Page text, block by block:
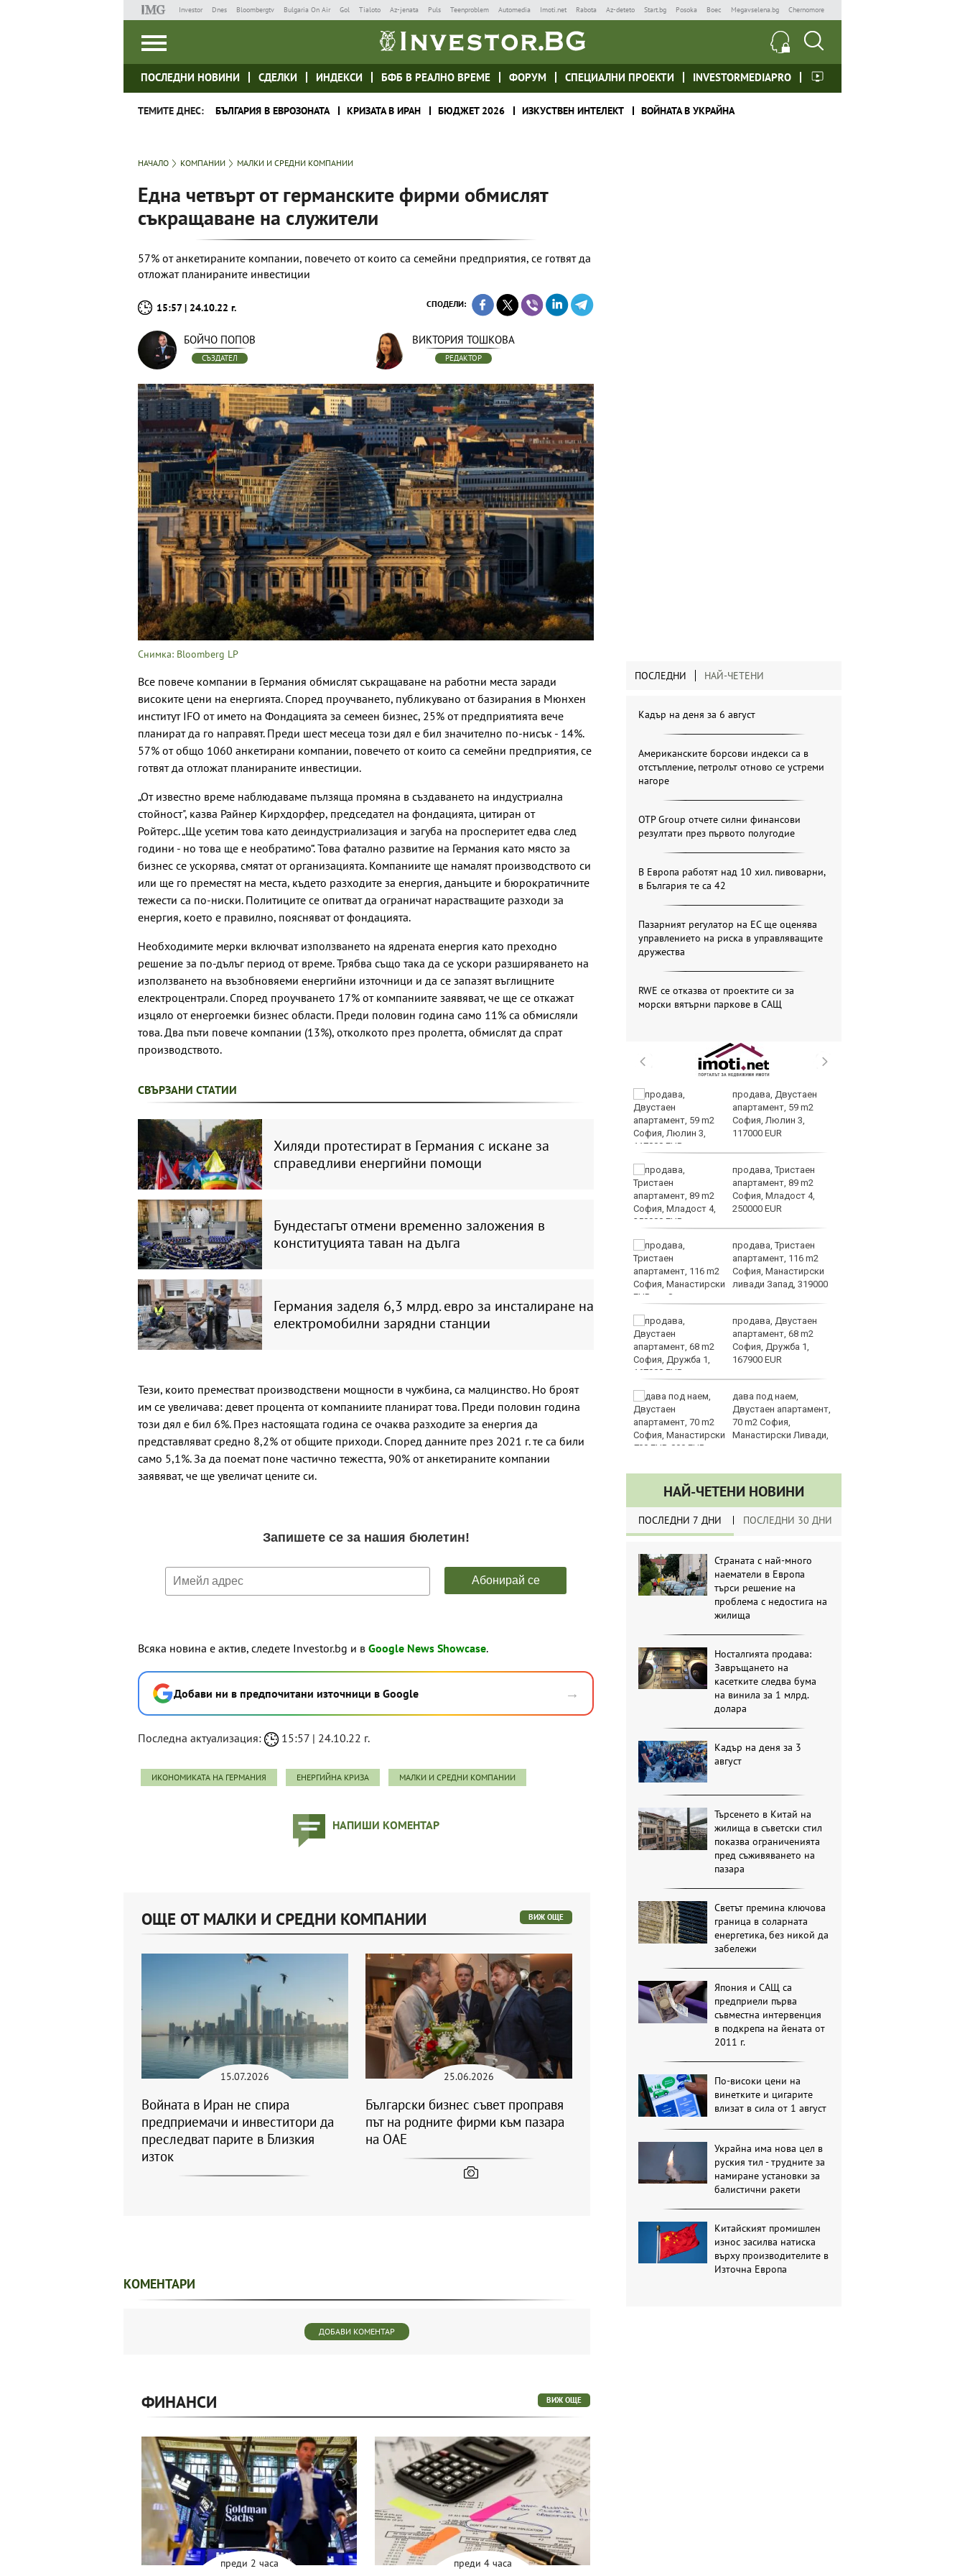
Investor Dnes Bloombergtv Bulgaria On Air Gol Tialoto Az-jenata Puls Teenproblem Automedia Imoti.net Rabota Az-deteto Start.bg Posoka Boec Megavselena.bg Chernomore
ПОСЛЕДНИ НОВИНИ СДЕЛКИ ИНДЕКСИ БФБ В РЕАЛНО ВРЕМЕ ФОРУМ СПЕЦИАЛНИ ПРОЕКТИ INVESTORMEDIAPRO
ТЕМИТЕ ДНЕС: БЪЛГАРИЯ В ЕВРОЗОНАТА КРИЗАТА В ИРАН БЮДЖЕТ 2026 ИЗКУСТВЕН ИНТЕЛЕКТ ВОЙНАТА В УКРАЙНА
НАЧАЛО КОМПАНИИ МАЛКИ И СРЕДНИ КОМПАНИИ
Една четвърт от германските фирми обмислят
съкращаване на служители
57% от анкетираните компании, повечето от които са семейни предприятия, се готвят да
отложат планираните инвестиции
15:57 | 24.10.22 г. СПОДЕЛИ:
БОЙЧО ПОПОВ
СЪЗДАТЕЛ
ВИКТОРИЯ ТОШКОВА
РЕДАКТОР
Снимка: Bloomberg LP
Все повече компании в Германия обмислят съкращаване на работни места заради
високите цени на енергията. Според проучването, публикувано от базирания в Мюнхен
институт IFO от името на Фондацията за семеен бизнес, 25% от предприятията вече
планират да го направят. Преди шест месеца този дял е бил значително по-нисък - 14%.
57% от общо 1060 анкетирани компании, повечето от които са семейни предприятия, се
готвят да отложат планираните инвестиции.
„От известно време наблюдаваме пълзяща промяна в създаването на индустриална
стойност", казва Райнер Кирхдорфер, председател на фондацията, цитиран от
Ройтерс. „Ще усетим това като деиндустриализация и загуба на просперитет едва след
години - но това ще е необратимо“. Това фатално развитие на Германия като място за
бизнес се ускорява, смятат от организацията. Компаниите ще намалят производството си
или ще го преместят на места, където разходите за енергия, данъците и бюрократичните
тежести са по-ниски. Политиците се опитват да ограничат нарастващите разходи за
енергия, което е правилно, поясняват от фондацията.
Необходимите мерки включват използването на ядрената енергия като преходно
решение за по-дълъг период от време. Трябва също така да се ускори разширяването на
използването на възобновяеми енергийни източници и да се запазят въглищните
електроцентрали. Според проучването 17% от компаниите заявяват, че ще се откажат
изцяло от енергоемки бизнес области. Преди половин година само 11% са обмисляли
това. Два пъти повече компании (13%), отколкото през пролетта, обмислят да спрат
производството.
СВЪРЗАНИ СТАТИИ
Хиляди протестират в Германия с искане за
справедливи енергийни помощи
Бундестагът отмени временно заложения в
конституцията таван на дълга
Германия заделя 6,3 млрд. евро за инсталиране на
електромобилни зарядни станции
Тези, които преместват производствени мощности в чужбина, са малцинство. Но броят
им се увеличава: девет процента от компаниите планират това. Преди половин година
този дял е бил 6%. През настоящата година се очаква разходите за енергия да
представляват средно 8,2% от общите приходи. Според данните през 2021 г. те са били
само 5,1%. За да поемат поне частично тежестта, 90% от анкетираните компании
заявяват, че ще увеличат цените си.
Всяка новина е актив, следете Investor.bg и в Google News Showcase.
Добави ни в предпочитани източници в Google →
Последна актуализация: 15:57 | 24.10.22 г.
ИКОНОМИКАТА НА ГЕРМАНИЯ ЕНЕРГИЙНА КРИЗА МАЛКИ И СРЕДНИ КОМПАНИИ
НАПИШИ КОМЕНТАР
ПОСЛЕДНИ НАЙ-ЧЕТЕНИ
Кадър на деня за 6 август
Американските борсови индекси са в
отстъпление, петролът отново се устреми
нагоре
OTP Group отчете силни финансови
резултати през първото полугодие
В Европа работят над 10 хил. пивоварни,
в България те са 42
Пазарният регулатор на ЕС ще оценява
управлението на риска в управляващите
дружества
RWE се отказва от проектите си за
морски вятърни паркове в САЩ
Във Варна наградиха
победителите в
Спартакиадата на ВМС
продава, Двустаен
апартамент, 59 m2
София, Люлин 3,
117000 EUR
продава, Тристаен
апартамент, 89 m2
София, Младост 4,
250000 EUR
продава, Тристаен
апартамент, 116 m2
София, Манастирски
ливади Запад, 319000
EUR
продава, Двустаен
апартамент, 68 m2
София, Дружба 1,
167900 EUR
дава под наем,
Двустаен апартамент,
70 m2 София,
Манастирски Ливади,
800 EUR
НАЙ-ЧЕТЕНИ НОВИНИ
ПОСЛЕДНИ 7 ДНИ ПОСЛЕДНИ 30 ДНИ
Страната с най-много
наематели в Европа
търси решение на
проблема с недостига на
жилища
Носталгията продава:
Завръщането на
касетките следва бума
на винила за 1 млрд.
долара
Кадър на деня за 3
август
Търсенето в Китай на
жилища в съветски стил
показва ограниченията
пред съживяването на
пазара
Светът премина ключова
граница в соларната
енергетика, без никой да
забележи
Япония и САЩ са
предприели първа
съвместна интервенция
в подкрепа на йената от
2011 г.
По-високи цени на
винетките и цигарите
влизат в сила от 1 август
Украйна има нова цел в
руския тил - трудните за
намиране установки за
балистични ракети
Китайският промишлен
износ засилва натиска
върху производителите в
Източна Европа
ОЩЕ ОТ МАЛКИ И СРЕДНИ КОМПАНИИ ВИЖ ОЩЕ
15.07.2026
Войната в Иран не спира
предприемачи и инвеститори да
преследват парите в Близкия
изток
25.06.2026
Български бизнес съвет проправя
път на родните фирми към пазара
на ОАЕ
КОМЕНТАРИ
ДОБАВИ КОМЕНТАР
ФИНАНСИ ВИЖ ОЩЕ
преди 2 часа преди 4 часа